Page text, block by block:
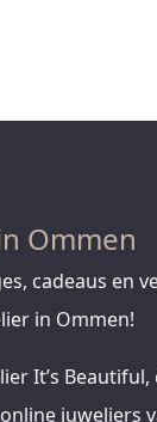
Ommen
cadeaus en
in Ommen!
It’s Beautiful,
juweliers